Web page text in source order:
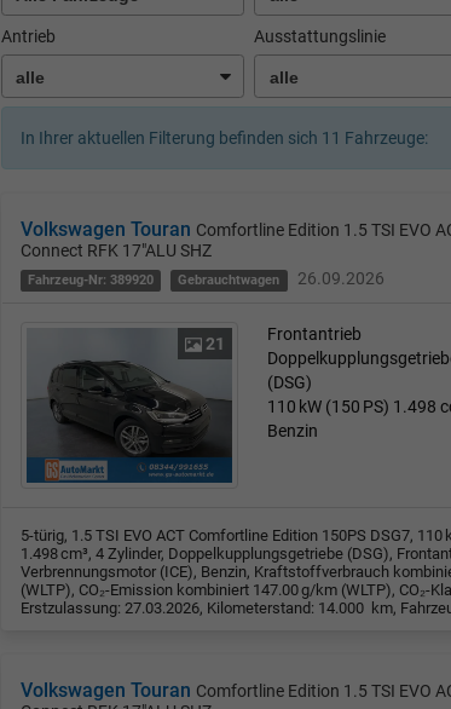
Antrieb Ausstattungslinie
In Ihrer aktuellen Filterung befinden sich 11 Fahrzeuge:
Volkswagen Touran Comfortline Edition 1.5 TSI EVO
Connect RFK 17"ALU SHZ
Fahrzeug-Nr: 389920 Gebrauchtwagen 26.09.2026
21
Frontantrieb
(DSG)
110 kW (150 PS) 1.498
Benzin
5-türig, 1.5 TSI EVO ACT Comfortline Edition 150PS DSG7, 110
1.498 cm³, 4 Zylinder, Doppelkupplungsgetriebe (DSG),
Verbrennungsmotor (ICE), Benzin, Kraftstoffverbrauch
(WLTP), CO₂-Emission kombiniert 147.00 g/km (WLTP), CO₂-
Erstzulassung: 27.03.2026, Kilometerstand: 14.000 km,
Volkswagen Touran Comfortline Edition 1.5 TSI EVO